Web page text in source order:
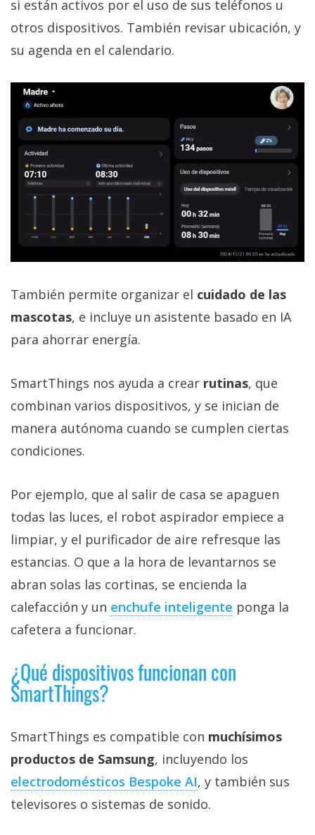
si están activos por el uso de sus teléfonos u
otros dispositivos. También revisar ubicación, y
su agenda en el calendario.
También permite organizar el cuidado de las
mascotas, e incluye un asistente basado en IA
para ahorrar energía.
SmartThings nos ayuda a crear rutinas, que
combinan varios dispositivos, y se inician de
manera autónoma cuando se cumplen ciertas
condiciones.
Por ejemplo, que al salir de casa se apaguen
todas las luces, el robot aspirador empiece a
limpiar, y el purificador de aire refresque las
estancias. O que a la hora de levantarnos se
abran solas las cortinas, se encienda la
calefacción y un enchufe inteligente‎ ponga la
cafetera a funcionar.
¿Qué dispositivos funcionan con
SmartThings?
SmartThings es compatible con muchísimos
productos de Samsung, incluyendo los
electrodomésticos Bespoke AI‎, y también sus
televisores o sistemas de sonido.